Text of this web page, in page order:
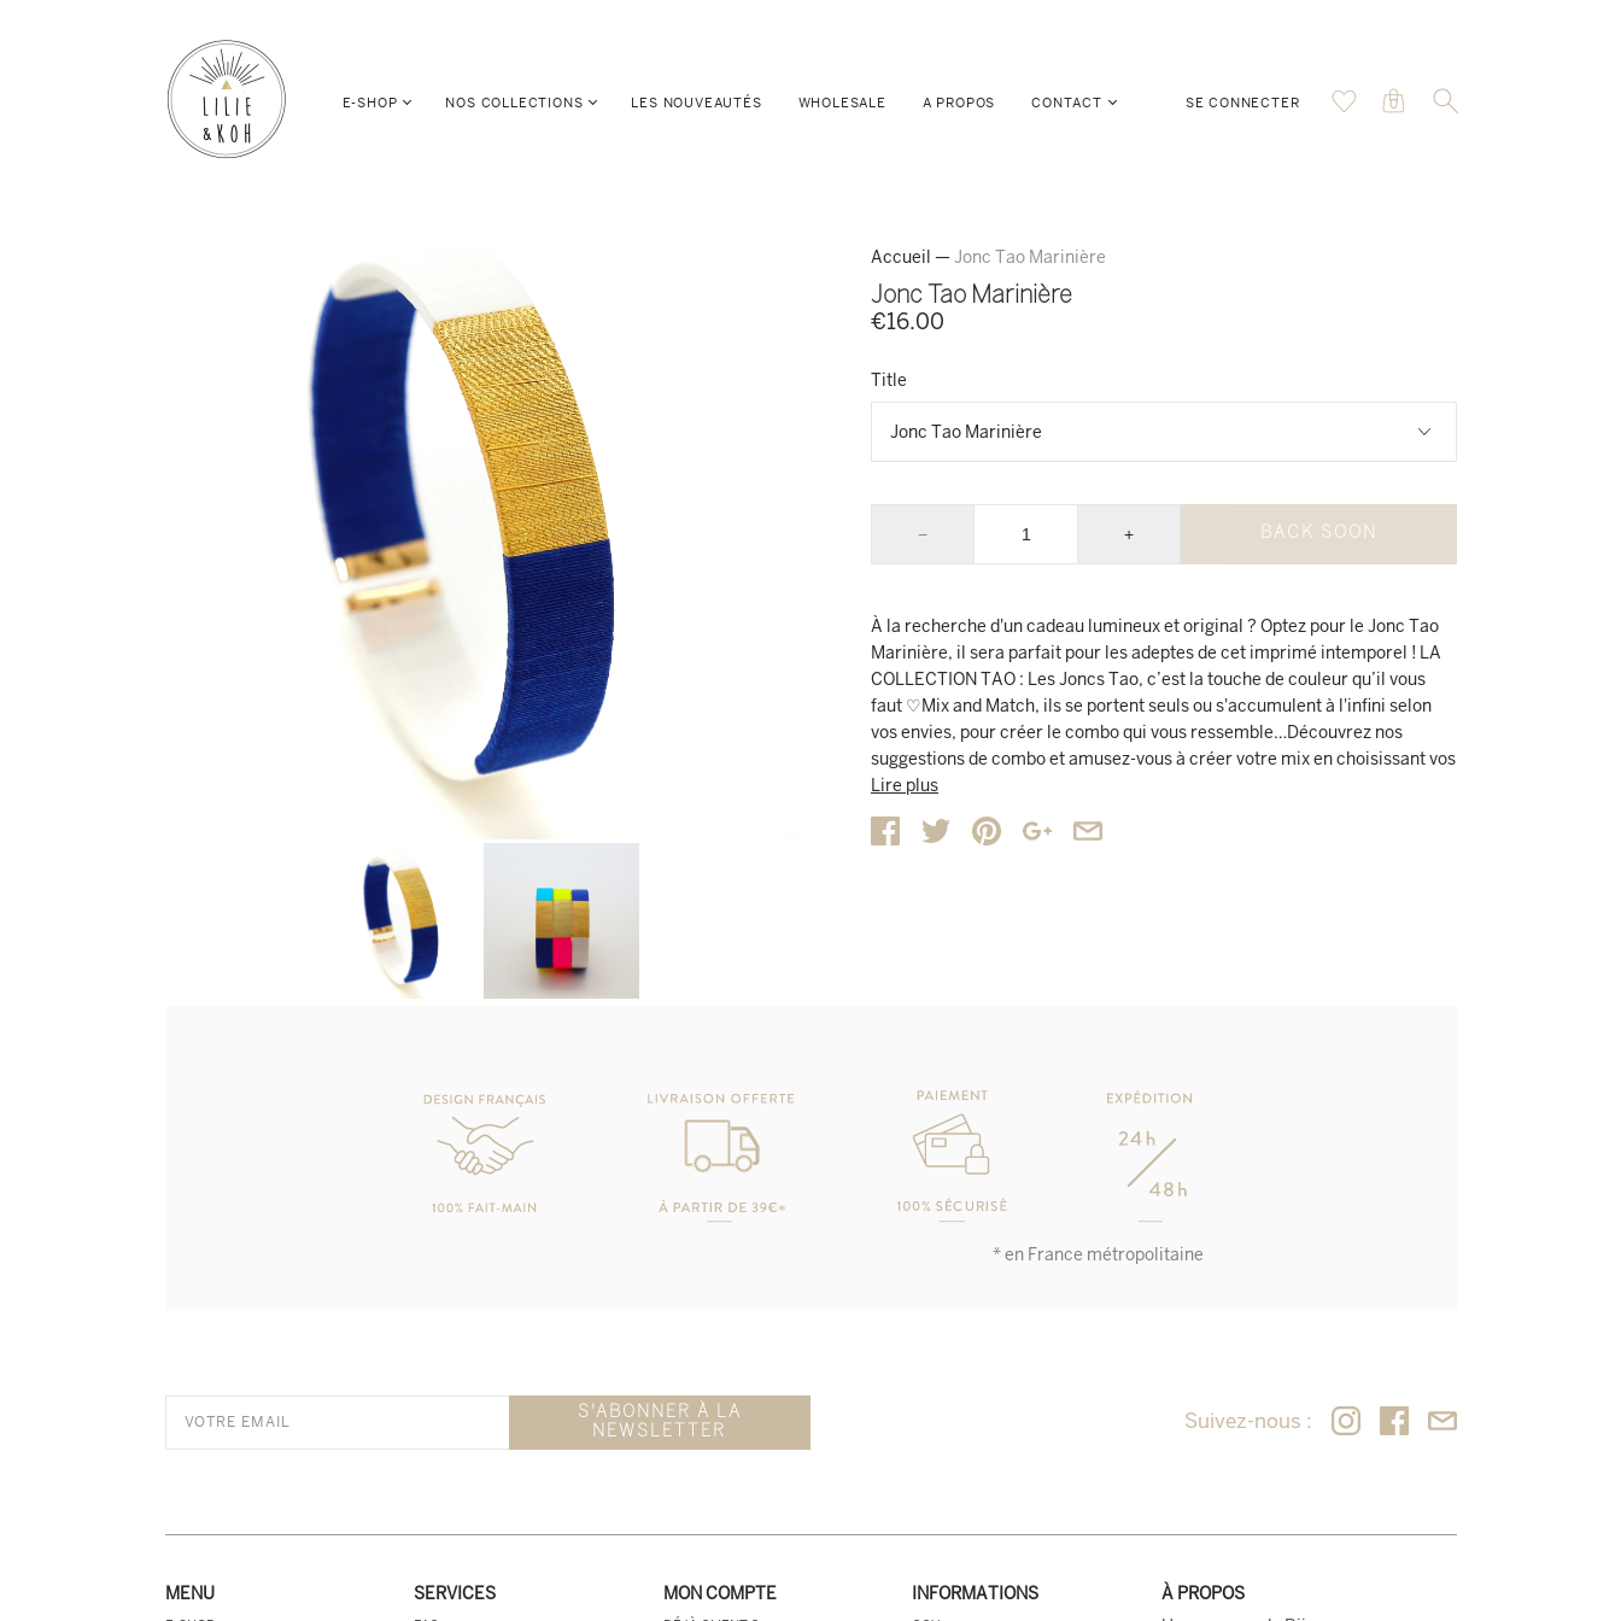
E-SHOP NOS COLLECTIONS LES NOUVEAUTÉS WHOLESALE A PROPOS CONTACT SE CONNECTER 0
Accueil — Jonc Tao Marinière
Jonc Tao Marinière
€16.00
Title
− + BACK SOON
À la recherche d'un cadeau lumineux et original ? Optez pour le Jonc Tao
Marinière, il sera parfait pour les adeptes de cet imprimé intemporel ! LA
COLLECTION TAO : Les Joncs Tao, c’est la touche de couleur qu’il vous
faut ♡Mix and Match, ils se portent seuls ou s'accumulent à l'infini selon
vos envies, pour créer le combo qui vous ressemble…Découvrez nos
suggestions de combo et amusez-vous à créer votre mix en choisissant vos
joncs à porter en duo, trio ou quatuor ! INSPIRATION MARINIÈRE : Adoptez
le jonc Marinière et mixez le avec un jonc aux teintes flashy, ou jouez avec
les nuances de bleu, pour un assortiment intemporel.
Lire plus
* en France métropolitaine
S'ABONNER À LA
NEWSLETTER
Suivez-nous :
MENU SERVICES MON COMPTE INFORMATIONS
À PROPOS